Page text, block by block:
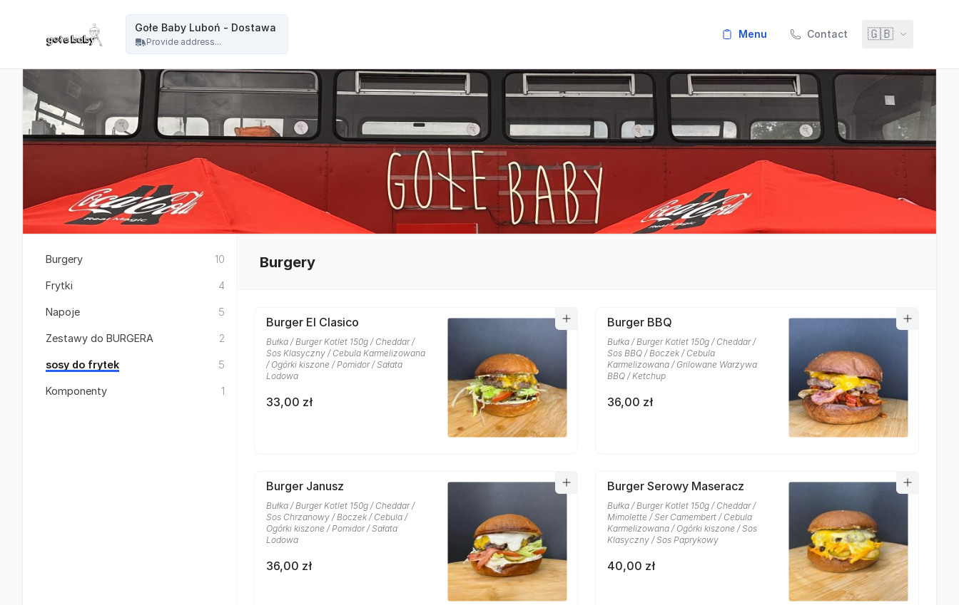
Gołe Baby Luboń - Dostawa
Provide address...
menu Contact 🇬🇧
Burgery 10
Frytki 4
Napoje 5
Zestawy do BURGERA 2
sosy do frytek 5
Komponenty 1
Burgery
Burger El Clasico
Bułka / Burger Kotlet 150g / Cheddar /
Sos Klasyczny / Cebula Karmelizowana
/ Ogórki kiszone / Pomidor / Sałata
Lodowa
33,00 zł
Burger BBQ
Bułka / Burger Kotlet 150g / Cheddar /
Sos BBQ / Boczek / Cebula
Karmelizowana / Grilowane Warzywa
BBQ / Ketchup
36,00 zł
Burger Janusz
Bułka / Burger Kotlet 150g / Cheddar /
Sos Chrzanowy / Boczek / Cebula /
Ogórki kiszone / Pomidor / Sałata
Lodowa
36,00 zł
Burger Serowy Maseracz
Bułka / Burger Kotlet 150g / Cheddar /
Mimolette / Ser Camembert / Cebula
Karmelizowana / Ogórki kiszone / Sos
Klasyczny / Sos Paprykowy
40,00 zł